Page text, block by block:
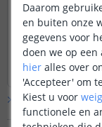
De stekker werkt
en past in
Bekijk hele
Door Louise op
Bekijk alle Vraag
Daarom
en buiten onze
gegevens voor
doen we op
hier alles over
'Accepteer' om
Kiest u voor
functionele en